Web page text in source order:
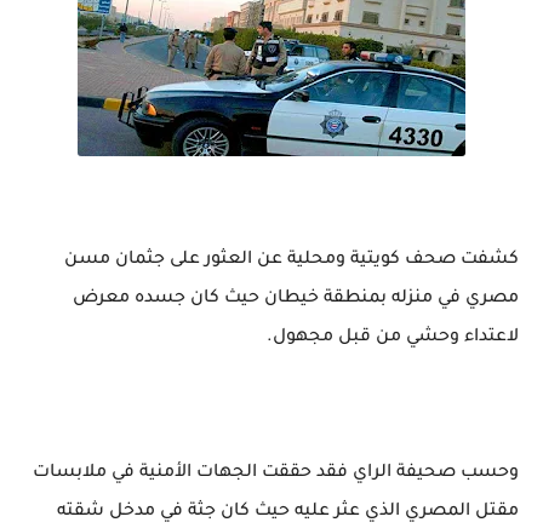
كشفت صحف كويتية ومحلية عن العثور على جثمان مسن
مصري في منزله بمنطقة خيطان حيث كان جسده معرض
لاعتداء وحشي من قبل مجهول.
وحسب صحيفة الراي فقد حققت الجهات الأمنية في ملابسات
مقتل المصري الذي عثر عليه حيث كان جثة في مدخل شقته